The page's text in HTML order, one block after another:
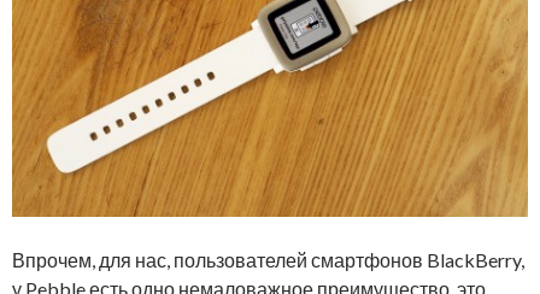
Впрочем, для нас, пользователей смартфонов BlackBerry,
у Pebble есть одно немаловажное преимущество, это